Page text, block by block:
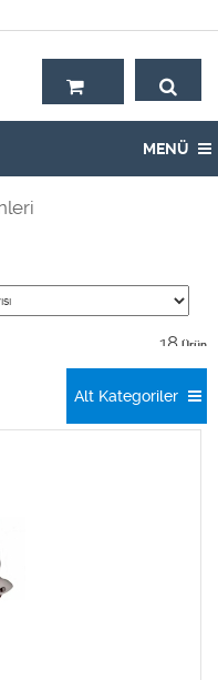
MENÜ
18 Ürün
Alt Kategoriler